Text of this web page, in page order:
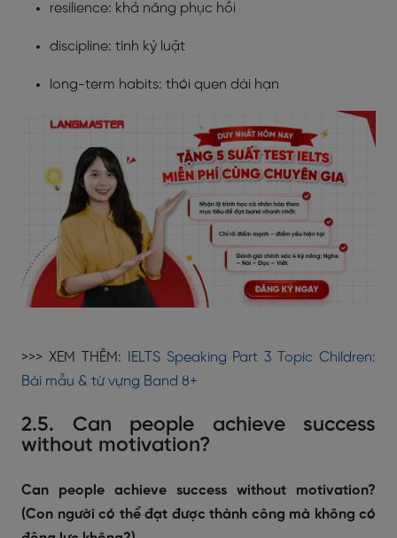
resilience: khả năng phục hồi
discipline: tính kỷ luật
long-term habits: thói quen dài hạn
>>> XEM THÊM:
IELTS Speaking Part 3 Topic Children:
Bài mẫu & từ vựng Band 8+
2.5. Can people achieve success
without motivation?
Can people achieve success without motivation?
(Con người có thể đạt được thành công mà không có